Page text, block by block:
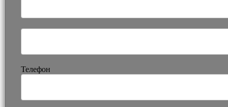
Телефон